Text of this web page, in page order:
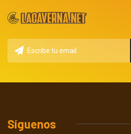
Síguenos